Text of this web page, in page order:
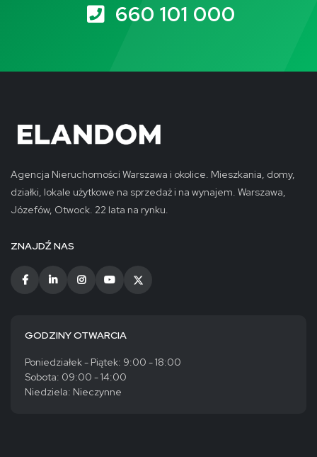
660 101 000
Agencja Nieruchomości Warszawa i okolice. Mieszkania, domy,
działki, lokale użytkowe na sprzedaż i na wynajem. Warszawa,
Józefów, Otwock. 22 lata na rynku.
ZNAJDŹ NAS
GODZINY OTWARCIA
Poniedziałek - Piątek: 9:00 - 18:00
Sobota: 09:00 - 14:00
Niedziela: Nieczynne